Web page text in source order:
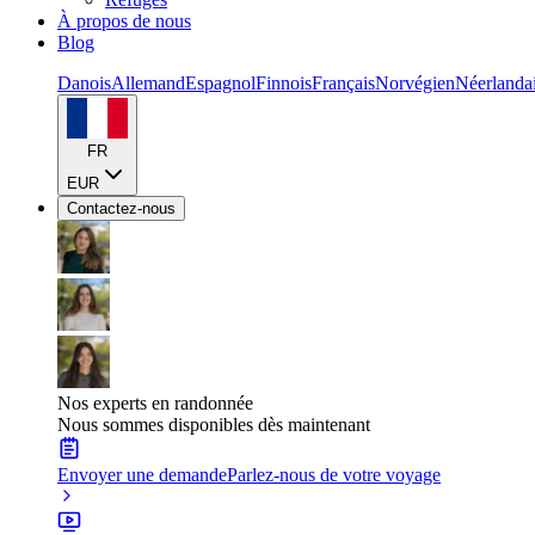
À propos de nous
Blog
DanoisAllemandEspagnolFinnoisFrançaisNorvégien
FR
EUR
Contactez-nous
Nos experts en randonnée
Nous sommes disponibles dès maintenant
Envoyer une demandeParlez-nous de votre voyage